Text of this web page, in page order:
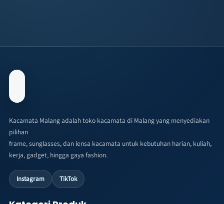
Kacamata Malang adalah toko kacamata di Malang yang menyediakan
pilihan
frame, sunglasses, dan lensa kacamata untuk kebutuhan harian, kuliah,
kerja, gadget, hingga gaya fashion.
Instagram TikTok